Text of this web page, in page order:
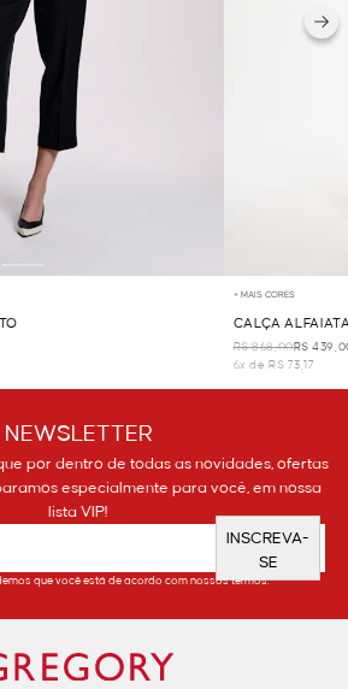
+ MAIS CORES
CALÇA
R$ 868,00R$
6x de R$ 73,17
NEWSLETTER
por dentro de todas as novidades, ofertas
especialmente para você, em nossa
lista VIP!
INSCREVA-
SE
que você está de acordo com nossos termos.